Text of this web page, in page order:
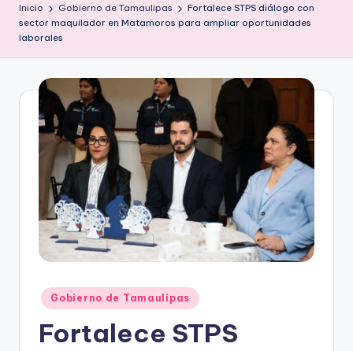
g
a
s
o
Inicio Gobierno de Tamaulipas
Fortalece STPS diálogo con
sector maquilador en Matamoros para ampliar oportunidades
laborales
Publicado
en
Gobierno de Tamaulipas
Fortalece STPS